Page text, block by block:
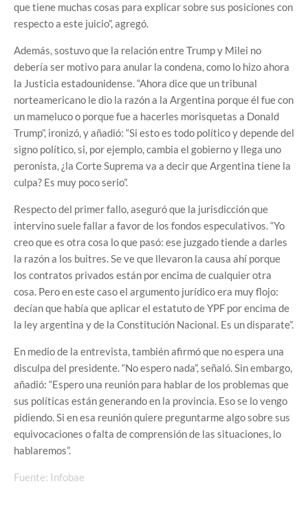
que tiene muchas cosas para explicar sobre sus posiciones con
respecto a este juicio”, agregó.
Además, sostuvo que la relación entre Trump y Milei no
debería ser motivo para anular la condena, como lo hizo ahora
la Justicia estadounidense. “Ahora dice que un tribunal
norteamericano le dio la razón a la Argentina porque él fue con
un mameluco o porque fue a hacerles morisquetas a Donald
Trump”, ironizó, y añadió: “Si esto es todo político y depende del
signo político, si, por ejemplo, cambia el gobierno y llega uno
peronista, ¿la Corte Suprema va a decir que Argentina tiene la
culpa? Es muy poco serio”.
Respecto del primer fallo, aseguró que la jurisdicción que
intervino suele fallar a favor de los fondos especulativos. “Yo
creo que es otra cosa lo que pasó: ese juzgado tiende a darles
la razón a los buitres. Se ve que llevaron la causa ahí porque
los contratos privados están por encima de cualquier otra
cosa. Pero en este caso el argumento jurídico era muy flojo:
decían que había que aplicar el estatuto de YPF por encima de
la ley argentina y de la Constitución Nacional. Es un disparate”.
En medio de la entrevista, también afirmó que no espera una
disculpa del presidente. “No espero nada”, señaló. Sin embargo,
añadió: “Espero una reunión para hablar de los problemas que
sus políticas están generando en la provincia. Eso se lo vengo
pidiendo. Si en esa reunión quiere preguntarme algo sobre sus
equivocaciones o falta de comprensión de las situaciones, lo
hablaremos”.
Fuente: Infobae